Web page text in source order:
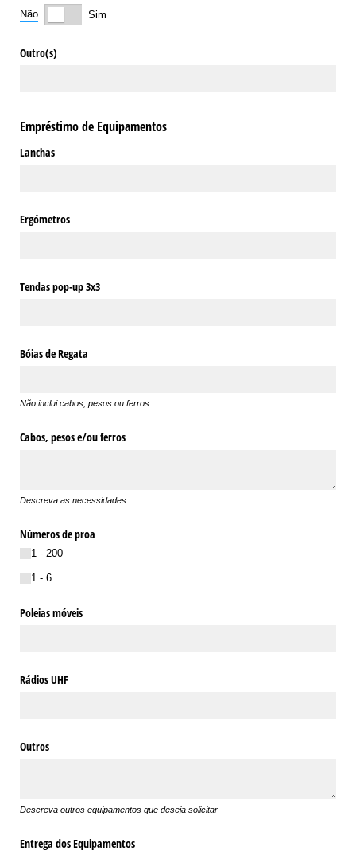
Não Sim
Outro(s)
Empréstimo de Equipamentos
Lanchas
Ergómetros
Tendas pop-up 3x3
Bóias de Regata
Não inclui cabos, pesos ou ferros
Cabos, pesos e/​ou ferros
Descreva as necessidades
Números de proa
1 - 200
1 - 6
Poleias móveis
Rádios UHF
Outros
Descreva outros equipamentos que deseja solicitar
Entrega dos Equipamentos